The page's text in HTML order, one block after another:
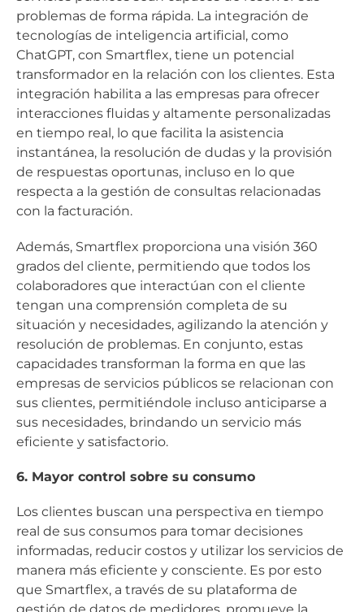
problemas de forma rápida. La integración de
tecnologías de inteligencia artificial, como
ChatGPT, con Smartflex, tiene un potencial
transformador en la relación con los clientes. Esta
integración habilita a las empresas para ofrecer
interacciones fluidas y altamente personalizadas
en tiempo real, lo que facilita la asistencia
instantánea, la resolución de dudas y la provisión
de respuestas oportunas, incluso en lo que
respecta a la gestión de consultas relacionadas
con la facturación.
Además, Smartflex proporciona una visión 360
grados del cliente, permitiendo que todos los
colaboradores que interactúan con el cliente
tengan una comprensión completa de su
situación y necesidades, agilizando la atención y
resolución de problemas. En conjunto, estas
capacidades transforman la forma en que las
empresas de servicios públicos se relacionan con
sus clientes, permitiéndole incluso anticiparse a
sus necesidades, brindando un servicio más
eficiente y satisfactorio.
6. Mayor control sobre su consumo
Los clientes buscan una perspectiva en tiempo
real de sus consumos para tomar decisiones
informadas, reducir costos y utilizar los servicios de
manera más eficiente y consciente. Es por esto
que Smartflex, a través de su plataforma de